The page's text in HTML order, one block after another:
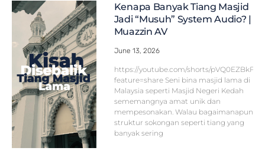
Kenapa Banyak Tiang Masjid
Jadi “Musuh” System Audio? |
Muazzin AV
June 13, 2026
https://youtube.com/shorts/
feature=share Seni bina masjid lama di
Malaysia seperti Masjid Negeri Kedah
sememangnya amat unik dan
mempesonakan. Walau bagaimanapun,
struktur sokongan seperti tiang yang
banyak sering